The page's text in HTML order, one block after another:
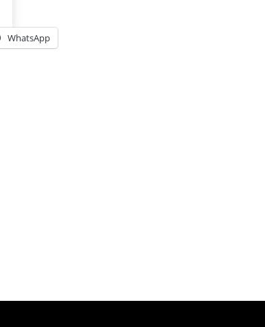
WhatsApp